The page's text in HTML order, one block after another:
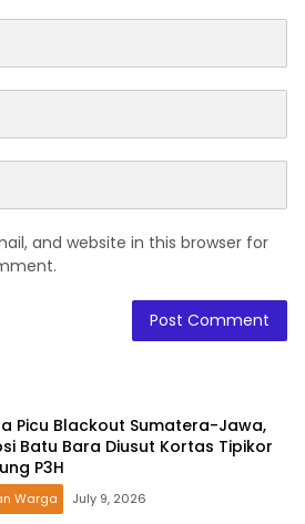
and website in this browser for
Picu Blackout Sumatera-Jawa,
Batu Bara Diusut Kortas Tipikor
P3H
Warga July 9, 2026